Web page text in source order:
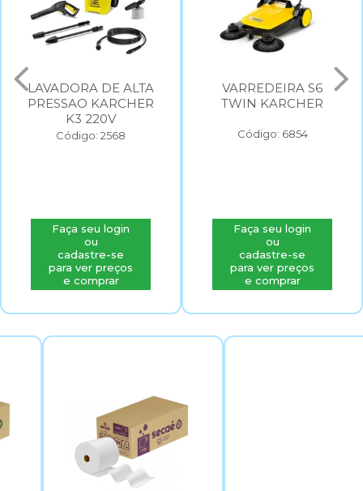
LAVADORA DE ALTA
PRESSAO KARCHER
K3 220V
Código: 2568
Faça seu login
ou
cadastre-se
para ver preços
e comprar
VARREDEIRA S6
TWIN KARCHER
Código: 6854
Faça seu login
ou
cadastre-se
para ver preços
e comprar